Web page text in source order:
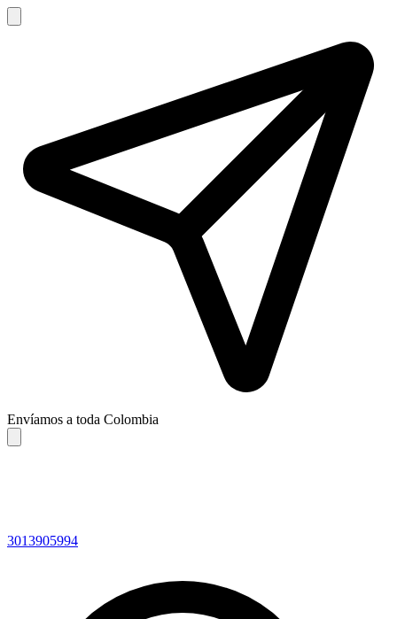
Envíamos a toda Colombia
3013905994